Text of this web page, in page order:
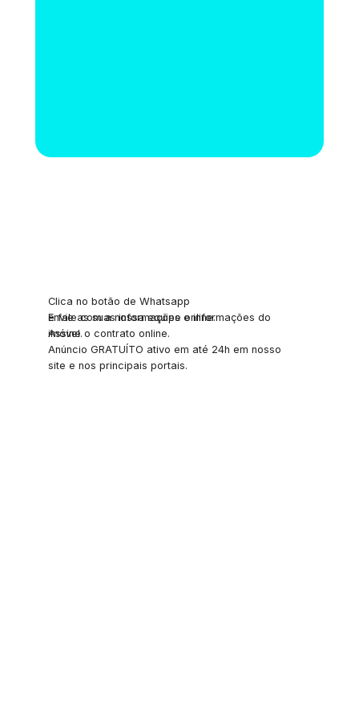
Clica no botão de Whatsapp
e fale com a nossa equipe online.
Envie as suas informações e informações do
imóvel.
Assine o contrato online.
Anúncio GRATUÍTO ativo em até 24h em nosso
site e nos principais portais.